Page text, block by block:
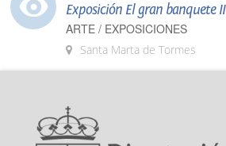
Exposición El gran banquete II
ARTE / EXPOSICIONES
Santa Marta de Tormes